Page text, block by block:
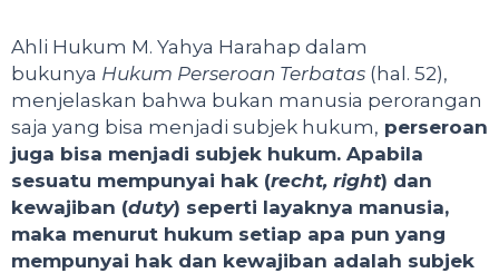
Ahli Hukum M. Yahya Harahap dalam
bukunya Hukum Perseroan Terbatas (hal. 52),
menjelaskan bahwa bukan manusia perorangan
saja yang bisa menjadi subjek hukum, perseroan
juga bisa menjadi subjek hukum. Apabila
sesuatu mempunyai hak (recht, right) dan
kewajiban (duty) seperti layaknya manusia,
maka menurut hukum setiap apa pun yang
mempunyai hak dan kewajiban adalah subjek